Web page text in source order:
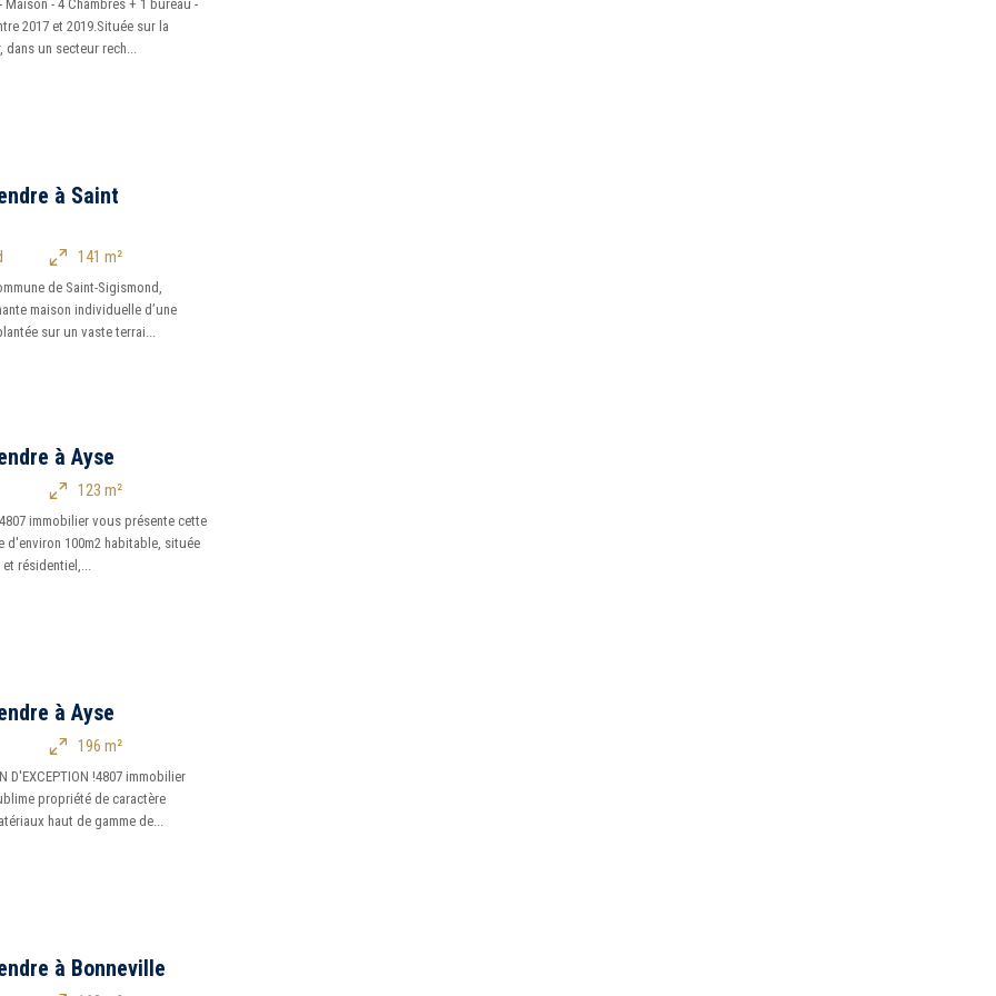
Maison - 4 Chambres + 1 bureau -
2017 et 2019.Située sur la
dans un secteur rech...
à Saint
141 m²
de Saint-Sigismond,
maison individuelle d’une
sur un vaste terrai...
à Ayse
123 m²
4807 immobilier vous présente cette
d'environ 100m2 habitable, située
résidentiel,...
à Ayse
196 m²
D'EXCEPTION !4807 immobilier
propriété de caractère
haut de gamme de...
à Bonneville